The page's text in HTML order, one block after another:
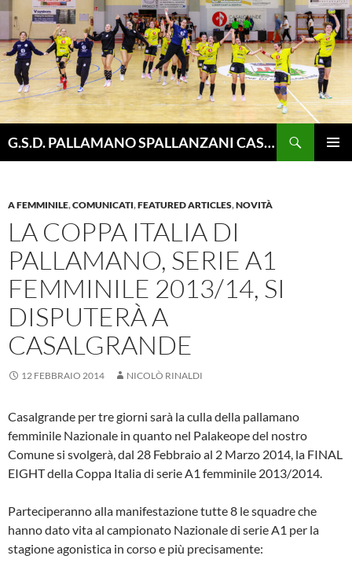
Vai
contenuto
G.S.D. PALLAMANO SPALLANZANI CASALGRANDE
A FEMMINILE,COMUNICATI,FEATURED ARTICLES,NOVITÀ
LA COPPA ITALIA DI
PALLAMANO, SERIE A1
FEMMINILE 2013/14, SI
DISPUTERÀ A
CASALGRANDE
12 FEBBRAIO 2014 NICOLÒ RINALDI
Casalgrande per tre giorni sarà la culla della pallamano
femminile Nazionale in quanto nel Palakeope del nostro
Comune si svolgerà, dal 28 Febbraio al 2 Marzo 2014, la FINAL
EIGHT della Coppa Italia di serie A1 femminile 2013/2014.
Parteciperanno alla manifestazione tutte 8 le squadre che
hanno dato vita al campionato Nazionale di serie A1 per la
stagione agonistica in corso e più precisamente: